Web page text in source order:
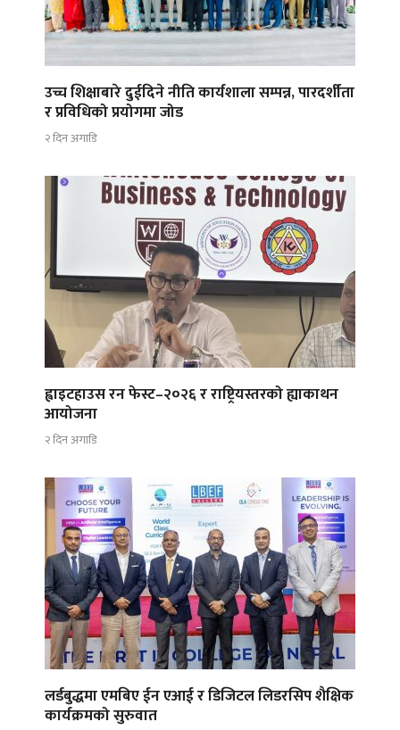
उच्च शिक्षाबारे दुईदिने नीति कार्यशाला सम्पन्न, पारदर्शीता
र प्रविधिको प्रयोगमा जोड
२ दिन अगाडि
ह्वाइटहाउस रन फेस्ट–२०२६ र राष्ट्रियस्तरको ह्याकाथन
आयोजना
२ दिन अगाडि
लर्डबुद्धमा एमबिए ईन एआई र डिजिटल लिडरसिप शैक्षिक
कार्यक्रमको सुरुवात